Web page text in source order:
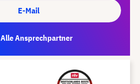
E-Mail
Alle Ansprechpartner